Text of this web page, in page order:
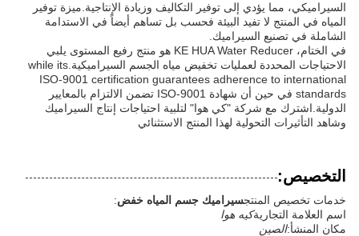
السيراميكي، مما يؤدي إلى توفير التكاليف وزيادة الإنتاجية.ميزة توفير
المياه في المنتج لا تفيد البيئة فحسب بل تساهم أيضاً في الاستدامة
الشاملة في تصنيع السيراميك.
في الختام، KE HUA Water Reducer هو منتج رفيع المستوى يلبي
الاحتياجات المحددة لعمليات تخفيض مياه الجسم السيراميكية.while its
ISO-9001 certification guarantees adherence to international
standards في حين أن شهادة ISO-9001 تضمن الالتزام بالمعايير
الدولية.اشترك مع شركة "كي هوا" لتلبية احتياجات إنتاج السيراميك
وشاهد التأثيرات التحولية لهذا المنتج الاستثنائي
التخصيص:
خدمات تخصيص المنتجسيراميك جسم المياه خفض:
اسم العلامة التجاريةكيه هوا
مكان المنشأ:الصين